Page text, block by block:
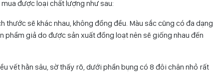
được loại chất lượng như sau:
sẽ khác nhau, không đồng đều. Màu sắc cũng có đa dạng
phẩm giả do được sản xuất đồng loạt nên sẽ giống nhau đến
vết hằn sâu, sờ thấy rõ, dưới phần bụng có 8 đôi chân nhỏ rất